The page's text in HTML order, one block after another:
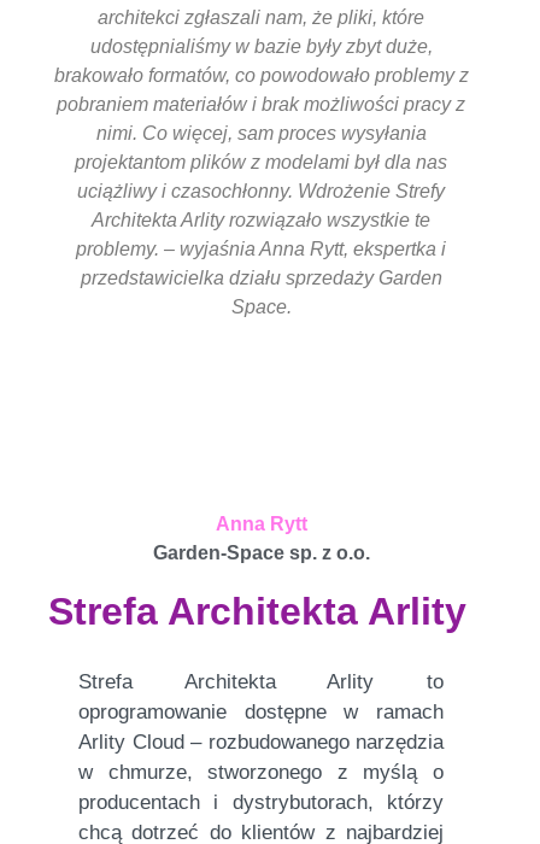
architekci zgłaszali nam, że pliki, które
udostępnialiśmy w bazie były zbyt duże,
brakowało formatów, co powodowało problemy z
pobraniem materiałów i brak możliwości pracy z
nimi. Co więcej, sam proces wysyłania
projektantom plików z modelami był dla nas
uciążliwy i czasochłonny. Wdrożenie Strefy
Architekta Arlity rozwiązało wszystkie te
problemy. – wyjaśnia Anna Rytt, ekspertka i
przedstawicielka działu sprzedaży Garden
Space.
Anna Rytt
Garden-Space sp. z o.o.
Strefa Architekta Arlity
Strefa Architekta Arlity to
oprogramowanie dostępne w ramach
Arlity Cloud – rozbudowanego narzędzia
w chmurze, stworzonego z myślą o
producentach i dystrybutorach, którzy
chcą dotrzeć do klientów z najbardziej